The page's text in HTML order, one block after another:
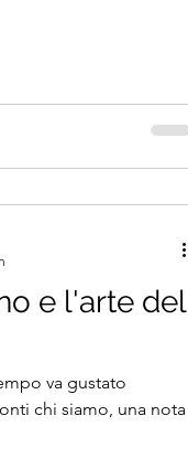
e l'arte del
va gustato
chi siamo, una nota